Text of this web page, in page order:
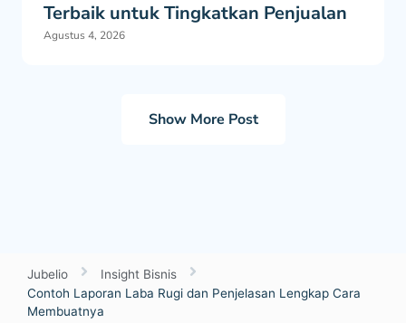
Terbaik untuk Tingkatkan Penjualan
Agustus 4, 2026
Show More Post
Jubelio
Insight Bisnis
Contoh Laporan Laba Rugi dan Penjelasan Lengkap Cara
Membuatnya